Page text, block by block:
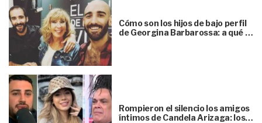
Cómo son los hijos de bajo perfil
de Georgina Barbarossa: a qué …
Rompieron el silencio los amigos
íntimos de Candela Arizaga: los…